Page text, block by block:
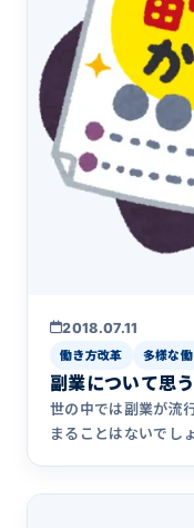
2018.07.11
働き方改革 多様な
副業について思
世の中では副業が流
まることはないでし